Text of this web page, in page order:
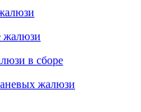
жалюзи
в сборе
жалюзи